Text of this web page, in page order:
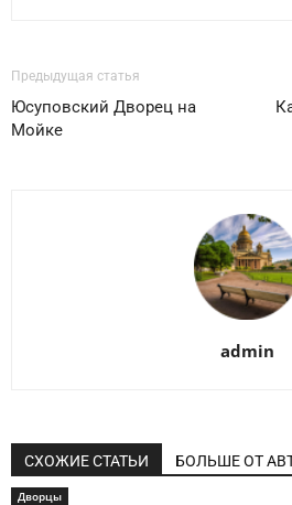
Предыдущая статья
Юсуповский Дворец на
Мойке
admin
СХОЖИЕ СТАТЬИ БОЛЬШЕ ОТ
Дворцы